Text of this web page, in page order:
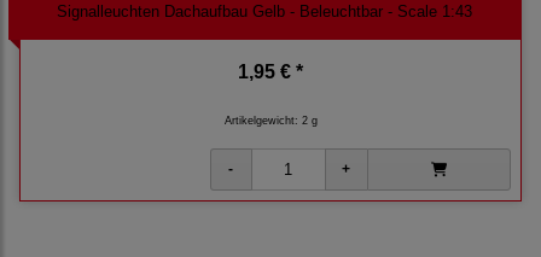
Signalleuchten Dachaufbau Gelb - Beleuchtbar - Scale 1:43
1,95 € *
Artikelgewicht: 2 g